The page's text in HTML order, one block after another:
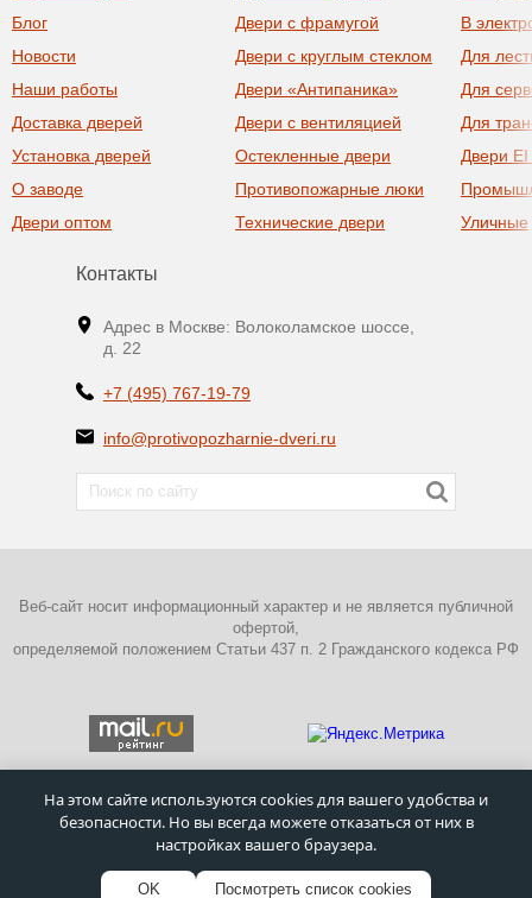
Блог
Новости
Наши работы
Доставка дверей
Установка дверей
О заводе
Двери оптом
Двери с фрамугой
Двери с круглым стеклом
Двери «Антипаника»
Двери с вентиляцией
Остекленные двери
Противопожарные люки
Технические двери
В
Для
Для
Для
Двери
Уличные
Контакты
Адрес в Москве: Волоколамское шоссе,
д. 22
+7 (495) 767-19-79
info@protivopozharnie-dveri.ru
Веб-сайт носит информационный характер и не является публичной
офертой,
определяемой положением Статьи 437 п. 2 Гражданского кодекса РФ
ПОЛИТИКА КОНФИДЕНЦИАЛЬНОСТИ
Московский завод металлических дверей–Противопожарные
двери1995 - 2026г.
На этом сайте используются cookies для вашего удобства и
безопасности. Но вы всегда можете отказаться от них в
настройках вашего браузера.
OK Посмотреть список cookies